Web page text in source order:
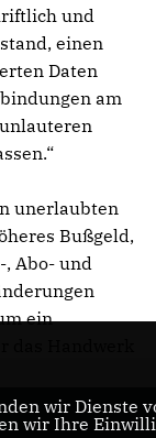
und
einen
Daten
am
unerlaubten
Bußgeld,
Abo- und
ein
wir Dienste
wir Ihre